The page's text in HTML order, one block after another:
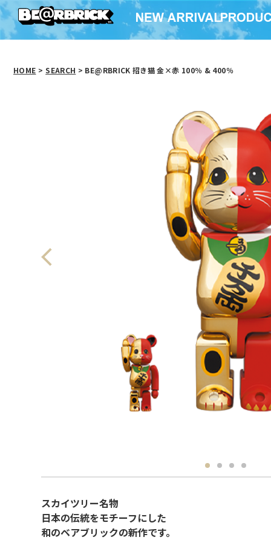
HOME > SEARCH > BE@RBRICK 招き猫 金×赤 100％ & 400％
スカイツリー名物
日本の伝統をモチーフにした
和のベアブリックの新作です。